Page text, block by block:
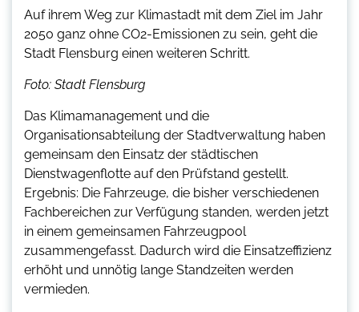
Auf ihrem Weg zur Klimastadt mit dem Ziel im Jahr
2050 ganz ohne CO2-Emissionen zu sein, geht die
Stadt Flensburg einen weiteren Schritt.
Foto: Stadt Flensburg
Das Klimamanagement und die
Organisationsabteilung der Stadtverwaltung haben
gemeinsam den Einsatz der städtischen
Dienstwagenflotte auf den Prüfstand gestellt.
Ergebnis: Die Fahrzeuge, die bisher verschiedenen
Fachbereichen zur Verfügung standen, werden jetzt
in einem gemeinsamen Fahrzeugpool
zusammengefasst. Dadurch wird die Einsatzeffizienz
erhöht und unnötig lange Standzeiten werden
vermieden.